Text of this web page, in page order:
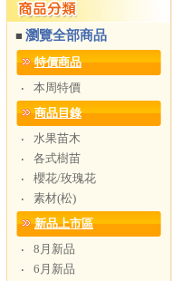
■ 瀏覽全部商品
特價商品
‧
本周特價
商品目錄
‧
水果苗木
‧
各式樹苗
‧
櫻花/玫瑰花
‧
素材(松)
新品上市區
‧
8月新品
‧
6月新品